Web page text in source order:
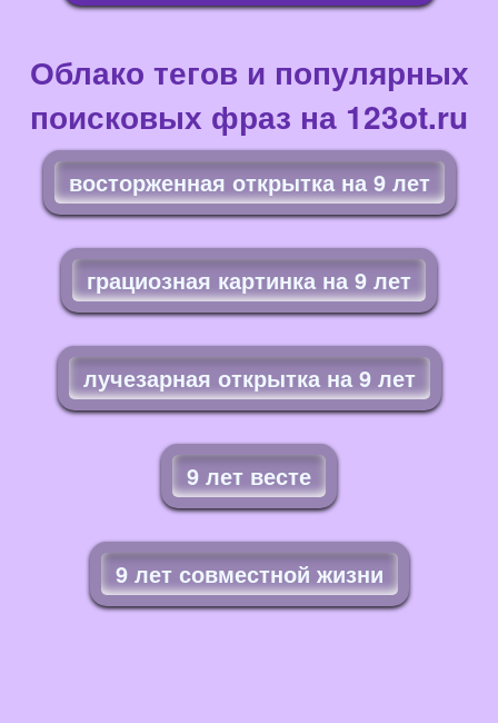
Облако тегов и популярных
поисковых фраз на 123ot.ru
восторженная открытка на 9 лет
грациозная картинка на 9 лет
лучезарная открытка на 9 лет
9 лет весте
9 лет совместной жизни